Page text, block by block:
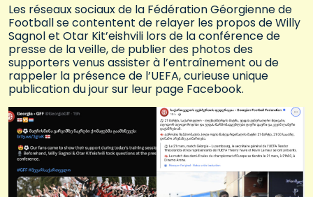
Les réseaux sociaux de la Fédération Géorgienne de
Football se contentent de relayer les propos de Willy
Sagnol et Otar Kit’eishvili lors de la conférence de
presse de la veille, de publier des photos des
supporters venus assister à l’entraînement ou de
rappeler la présence de l’UEFA, curieuse unique
publication du jour sur leur page Facebook.